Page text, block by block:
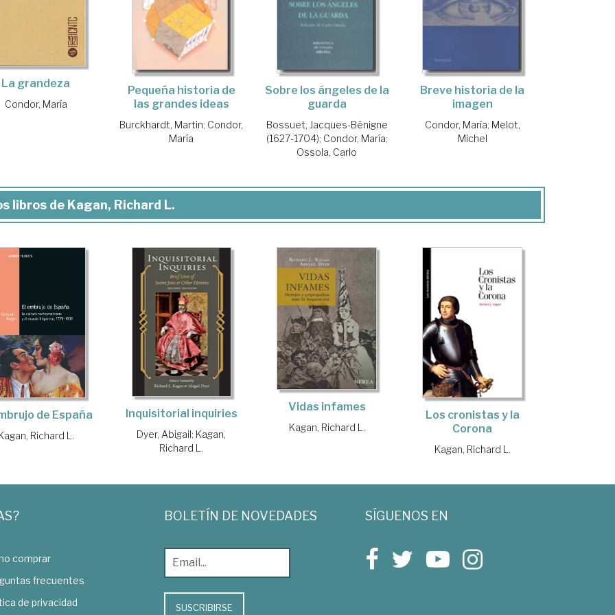
La grandeza
Condor, María
Pequeña historia de
las grandes ideas
Burckhardt, Martin; Condor,
María
Sobre los ángeles de la
guarda
Bossuet, Jacques-Bénigne
(1627-1704); Condor, María;
Ossola, Carlo
Breve historia de la
imagen
Condor, María; Melot,
Michel
libros de Kagan, Richard L.
de España
Richard L.
Inquisitorial inquiries
Dyer, Abigail; Kagan,
Richard L.
Vidas infames
Kagan, Richard L.
Los cronistas y la
Corona
Kagan, Richard L.
comprar
frecuentes
de privacidad
BOLETÍN DE NOVEDADES
SUSCRIBIRSE
SÍGUENOS EN